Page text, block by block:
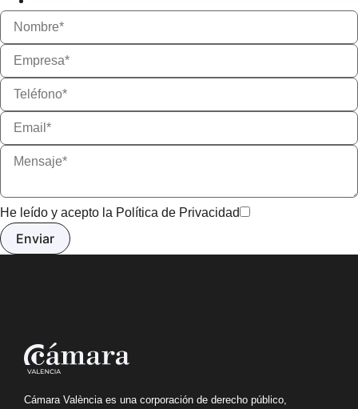
He leído y acepto la Política de Privacidad
Cámara València es una corporación de derecho público,